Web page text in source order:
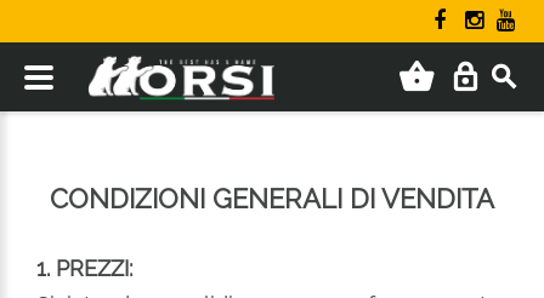
CONDIZIONI GENERALI DI VENDITA
1. PREZZI: